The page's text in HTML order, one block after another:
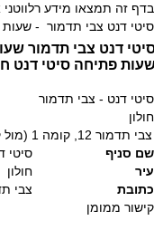
בדף זה תמצאו מידע רלווטני
סיטי דנט צבי תדמור - שעות
דנט צבי תדמור
פתיחה סיטי דנט
סיטי דנט - צבי תדמור
חולון
צבי תדמור 12, קומה 1 (מול קניון חולון)
שם סניף
סיטי
עיר
חולון
כתובת
צבי תדמור 12, קומה
קישור ממומן